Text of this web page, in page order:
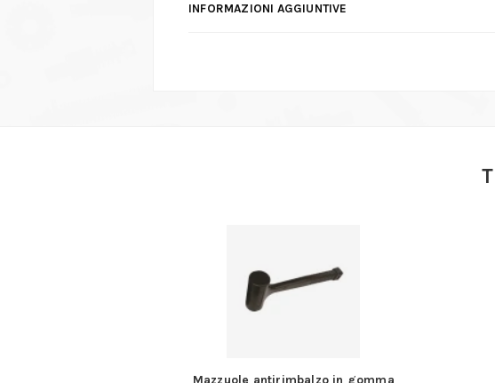
INFORMAZIONI AGGIUNTIVE
Mazzuole antirimbalzo in gomma Lima ad ago Piatta